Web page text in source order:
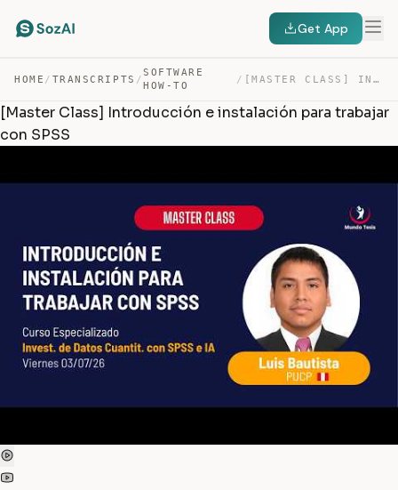
Get App
HOME / TRANSCRIPTS /
SOFTWARE
HOW-TO
/ [MASTER CLASS] INTRODUCCIÓN E INSTALACIÓN PARA TRABAJAR… — TRANSCRIPT
[Master Class] Introducción e instalación para trabajar
con SPSS